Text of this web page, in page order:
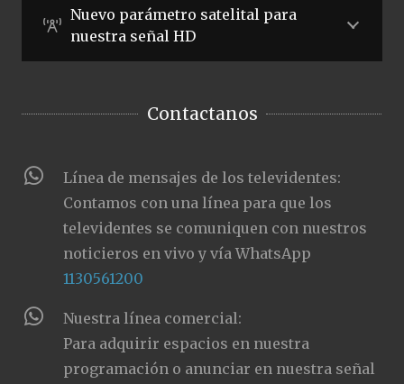
Nuevo parámetro satelital para
nuestra señal HD
Contactanos
Línea de mensajes de los televidentes:
Contamos con una línea para que los
televidentes se comuniquen con nuestros
noticieros en vivo y vía WhatsApp
1130561200
Nuestra línea comercial:
Para adquirir espacios en nuestra
programación o anunciar en nuestra señal